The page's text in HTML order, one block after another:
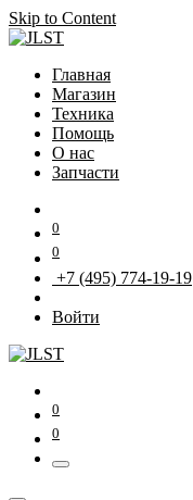
Skip to Content
Главная
Магазин
Техника
Помощь
О нас
Запчасти
0
0
+7 (495) 774-19-19
Войти
0
0